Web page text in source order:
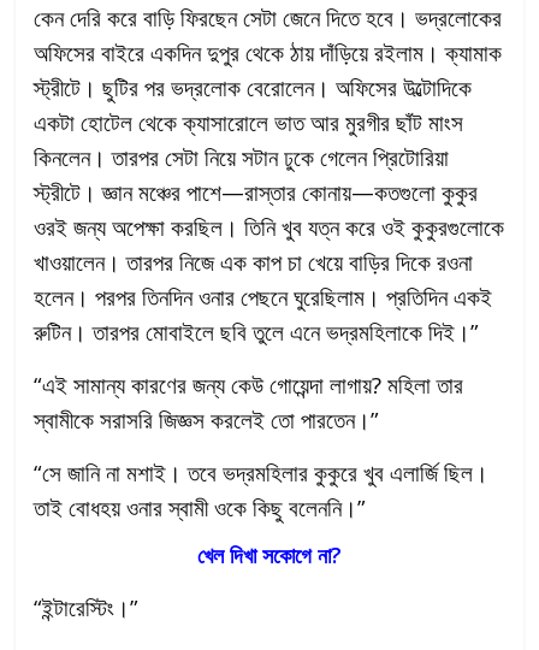
কেন দেরি করে বাড়ি ফিরছেন সেটা জেনে দিতে হবে। ভদ্রলোকের
অফিসের বাইরে একদিন দুপুর থেকে ঠায় দাঁড়িয়ে রইলাম। ক্যামাক
স্ট্রীটে। ছুটির পর ভদ্রলোক বেরোলেন। অফিসের উল্টোদিকে
একটা হোটেল থেকে ক্যাসারোলে ভাত আর মুরগীর ছাঁট মাংস
কিনলেন। তারপর সেটা নিয়ে সটান ঢুকে গেলেন প্রিটোরিয়া
স্ট্রীটে। জ্ঞান মঞ্চের পাশে—রাস্তার কোনায়—কতগুলো কুকুর
ওরই জন্য অপেক্ষা করছিল। তিনি খুব যত্ন করে ওই কুকুরগুলোকে
খাওয়ালেন। তারপর নিজে এক কাপ চা খেয়ে বাড়ির দিকে রওনা
হলেন। পরপর তিনদিন ওনার পেছনে ঘুরেছিলাম। প্রতিদিন একই
রুটিন। তারপর মোবাইলে ছবি তুলে এনে ভদ্রমহিলাকে দিই।”
“এই সামান্য কারণের জন্য কেউ গোয়েন্দা লাগায়? মহিলা তার
স্বামীকে সরাসরি জিজ্ঞস করলেই তো পারতেন।”
“সে জানি না মশাই। তবে ভদ্রমহিলার কুকুরে খুব এলার্জি ছিল।
তাই বোধহয় ওনার স্বামী ওকে কিছু বলেননি।”
খেল দিখা সকোগে না?
“ইন্টারেস্টিং।”